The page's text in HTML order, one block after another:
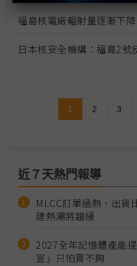
福島核電廠輻射量逐漸下
日本核安全機構：福島2號
1 2 3
近７天熱門報導
MLCC訂單過熱、出
建熱潮將趨緩
2027全年記憶體產能
宣」只怕買不夠